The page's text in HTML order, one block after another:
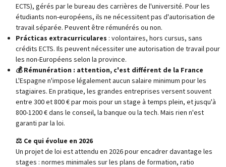
ECTS), gérés par le bureau des carrières de l'université. Pour les
étudiants non-européens, ils ne nécessitent pas d'autorisation de
travail séparée. Peuvent être rémunérés ou non.
Prácticas extracurriculares : volontaires, hors cursus, sans
crédits ECTS. Ils peuvent nécessiter une autorisation de travail pour
les non-Européens selon la province.
💰 Rémunération : attention, c'est différent de la France
L'Espagne n'impose légalement aucun salaire minimum pour les
stagiaires. En pratique, les grandes entreprises versent souvent
entre 300 et 800 € par mois pour un stage à temps plein, et jusqu'à
800-1200 € dans le conseil, la banque ou la tech. Mais rien n'est
garanti par la loi.
⚖️ Ce qui évolue en 2026
Un projet de loi est attendu en 2026 pour encadrer davantage les
stages : normes minimales sur les plans de formation, ratio